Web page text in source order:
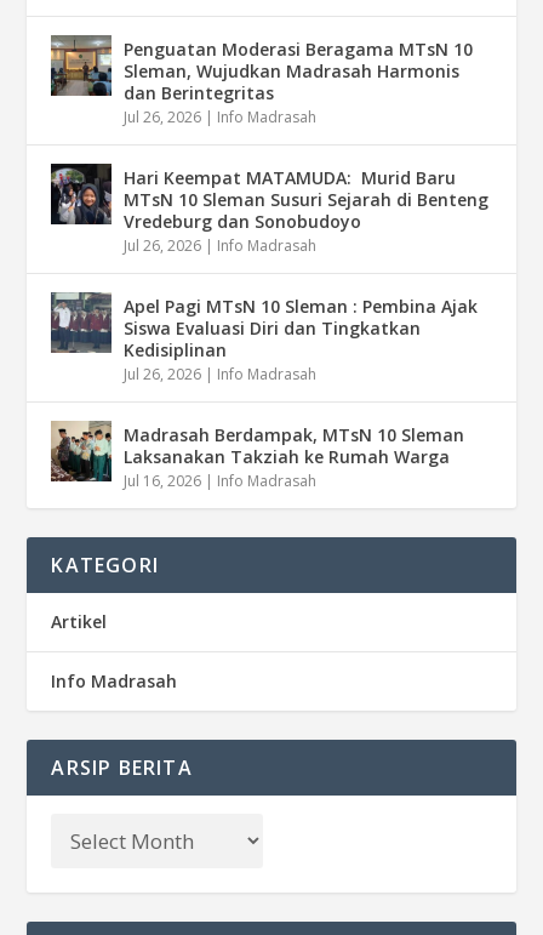
Penguatan Moderasi Beragama MTsN 10
Sleman, Wujudkan Madrasah Harmonis
dan Berintegritas
Jul 26, 2026 | Info Madrasah
Hari Keempat MATAMUDA: Murid Baru
MTsN 10 Sleman Susuri Sejarah di Benteng
Vredeburg dan Sonobudoyo
Jul 26, 2026 | Info Madrasah
Apel Pagi MTsN 10 Sleman : Pembina Ajak
Siswa Evaluasi Diri dan Tingkatkan
Kedisiplinan
Jul 26, 2026 | Info Madrasah
Madrasah Berdampak, MTsN 10 Sleman
Laksanakan Takziah ke Rumah Warga
Jul 16, 2026 | Info Madrasah
KATEGORI
Artikel
Info Madrasah
ARSIP BERITA